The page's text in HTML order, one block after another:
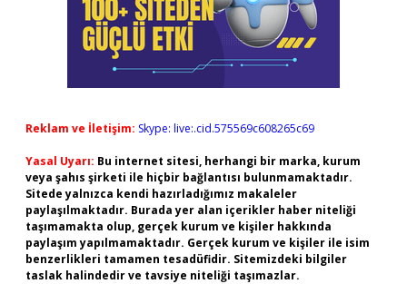
Reklam ve İletişim: Skype: live:.cid.575569c608265c69
Yasal Uyarı: Bu internet sitesi, herhangi bir marka, kurum
veya şahıs şirketi ile hiçbir bağlantısı bulunmamaktadır.
Sitede yalnızca kendi hazırladığımız makaleler
paylaşılmaktadır. Burada yer alan içerikler haber niteliği
taşımamakta olup, gerçek kurum ve kişiler hakkında
paylaşım yapılmamaktadır. Gerçek kurum ve kişiler ile isim
benzerlikleri tamamen tesadüfidir. Sitemizdeki bilgiler
taslak halindedir ve tavsiye niteliği taşımazlar.